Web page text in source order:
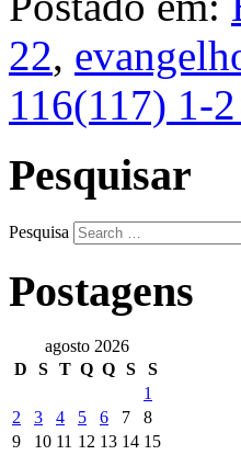
22,
116(117) 1-
Pesquisar
Pesquisa
Postagens
agosto 2026
D
S T Q Q S
S
1
2
3 4 5 6 7
8
9
10 11 12 13 14 15